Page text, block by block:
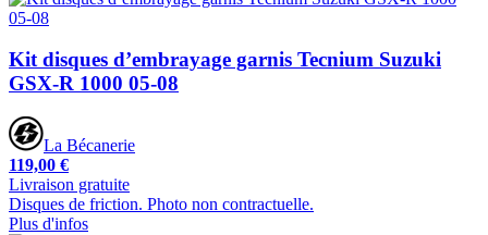
Kit disques d’embrayage garnis Tecnium Suzuki
GSX-R 1000 05-08
La Bécanerie
119,00 €
Livraison gratuite
Disques de friction. Photo non contractuelle.
Plus d'infos